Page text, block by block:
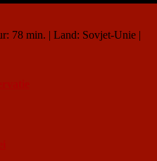
78 min. | Land: Sovjet-Unie |